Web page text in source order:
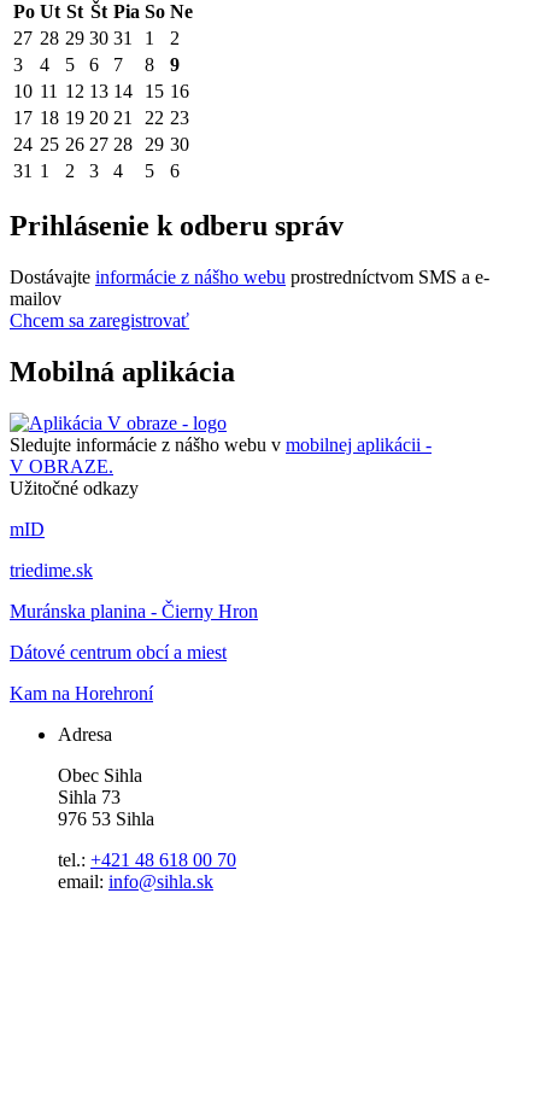
Po Ut St Št Pia So Ne
27 28 29 30 31 1
2
3
4 5 6 7 8
9
10 11 12 13 14 15 16
17 18 19 20 21 22 23
24 25 26 27 28 29 30
31 1 2 3 4 5 6
Prihlásenie k odberu správ
Dostávajte informácie z nášho webu prostredníctvom SMS a e-
mailov
Chcem sa zaregistrovať
Mobilná aplikácia
Sledujte informácie z nášho webu v mobilnej aplikácii -
V OBRAZE.
Užitočné odkazy
mID
triedime.sk
Muránska planina - Čierny Hron
Dátové centrum obcí a miest
Kam na Horehroní
Adresa
Obec Sihla
Sihla 73
976 53 Sihla
tel.: +421 48 618 00 70
email: info@sihla.sk